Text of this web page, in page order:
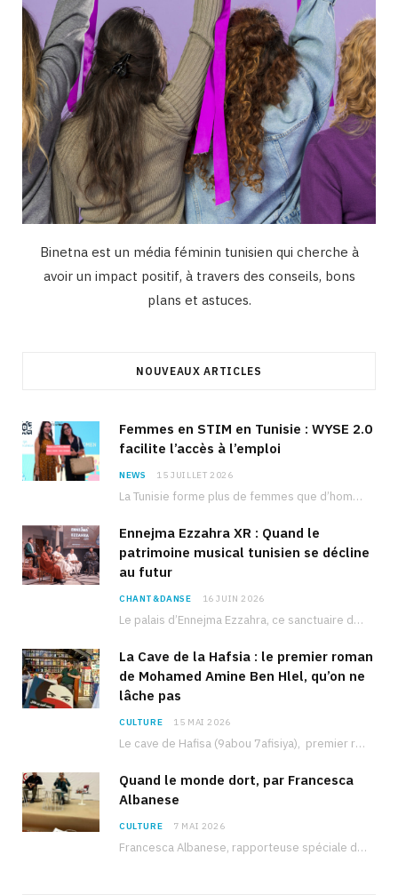
Binetna est un média féminin tunisien qui cherche à
avoir un impact positif, à travers des conseils, bons
plans et astuces.
NOUVEAUX ARTICLES
Femmes en STIM en Tunisie : WYSE 2.0
facilite l’accès à l’emploi
NEWS 15 JUILLET 2026
La Tunisie forme plus de femmes que d’hommes dans les filières scientifiques. Pourtant, pour beaucoup…
Ennejma Ezzahra XR : Quand le
patrimoine musical tunisien se décline
au futur
CHANT&DANSE 16 JUIN 2026
Le palais d’Ennejma Ezzahra, ce sanctuaire de la musique tunisienne et méditerranéenne construit par le…
La Cave de la Hafsia : le premier roman
de Mohamed Amine Ben Hlel, qu’on ne
lâche pas
CULTURE 15 MAI 2026
Le cave de Hafisa (9abou 7afisiya), premier roman du journaliste tunisien Mohamed Amine Ben Hlel,…
Quand le monde dort, par Francesca
Albanese
CULTURE 7 MAI 2026
Francesca Albanese, rapporteuse spéciale de l’ONU sur les territoires palestiniens occupés, était à Tunis pour…